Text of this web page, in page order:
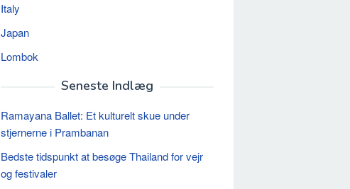
Italy
Japan
Lombok
Seneste Indlæg
Ramayana Ballet: Et kulturelt skue under
stjernerne i Prambanan
Bedste tidspunkt at besøge Thailand for vejr
og festivaler